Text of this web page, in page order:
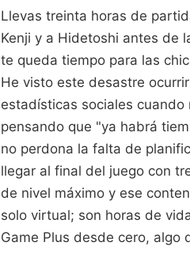
Llevas treinta horas de
Kenji y a Hidetoshi antes de
te queda tiempo para las
He visto este desastre
estadísticas sociales cuando
pensando que "ya habrá
no perdona la falta de
llegar al final del juego con
de nivel máximo y ese
solo virtual; son horas de
Game Plus desde cero, algo